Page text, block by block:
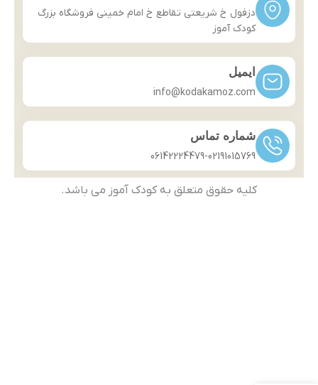
دزفول خ شریعتی تقاطع خ امام خمینی فروشگاه بزرگ
کودک آموز
ایمیل
info@kodakamoz.com
شماره تماس
06142224479-02191015769
کلیه حقوق متعلق به کودک آموز می باشد.